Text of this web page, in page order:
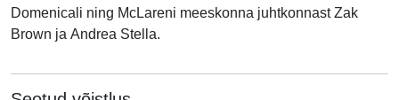
Domenicali ning McLareni meeskonna juhtkonnast Zak
Brown ja Andrea Stella.